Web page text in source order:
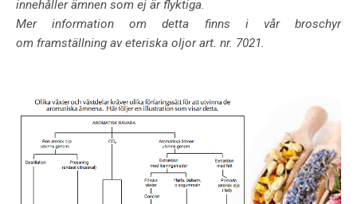
innehåller ämnen som ej är flyktiga.
Mer information om detta finns i vår broschyr
om framställning av eteriska oljor art. nr. 7021.